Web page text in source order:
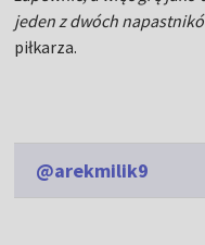
jeden z dwóch
piłkarza.
@arekmilik9